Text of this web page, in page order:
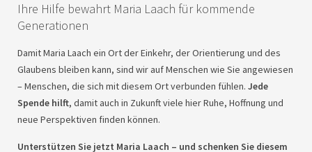
Ihre Hilfe bewahrt Maria Laach für kommende
Generationen
Damit Maria Laach ein Ort der Einkehr, der Orientierung und des
Glaubens bleiben kann, sind wir auf Menschen wie Sie angewiesen
– Menschen, die sich mit diesem Ort verbunden fühlen. Jede
Spende hilft, damit auch in Zukunft viele hier Ruhe, Hoffnung und
neue Perspektiven finden können.
Unterstützen Sie jetzt Maria Laach – und schenken Sie diesem